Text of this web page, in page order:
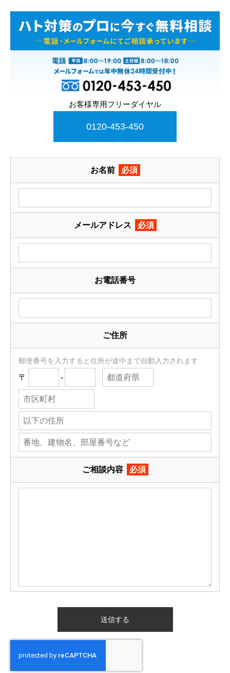
お客様専用フリーダイヤル
0120-453-450
お名前 必須
メールアドレス 必須
お電話番号
ご住所
郵便番号を入力すると住所が途中まで自動入力されます
〒 -
ご相談内容 必須